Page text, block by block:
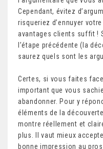
Cependant, évitez
risqueriez d’ennuyer
avantages clients suffit !
l’étape précédente (la
saurez quels sont les
Certes, si vous faites
important que vous
abandonner. Pour y
éléments de la
montre réellement et
plus. Il vaut mieux
bonne impression au